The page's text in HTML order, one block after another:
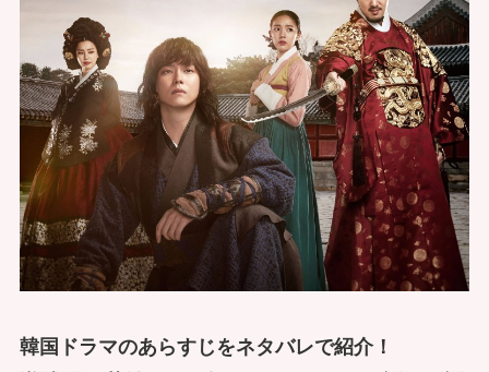
韓国ドラマのあらすじをネタバレで紹介！